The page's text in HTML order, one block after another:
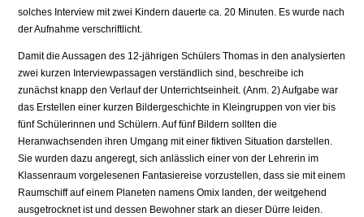
solches Interview mit zwei Kindern dauerte ca. 20 Minuten. Es wurde nach
der Aufnahme verschriftlicht.
Damit die Aussagen des 12-jährigen Schülers Thomas in den analysierten
zwei kurzen Interviewpassagen verständlich sind, beschreibe ich
zunächst knapp den Verlauf der Unterrichtseinheit. (Anm. 2) Aufgabe war
das Erstellen einer kurzen Bildergeschichte in Kleingruppen von vier bis
fünf Schülerinnen und Schülern. Auf fünf Bildern sollten die
Heranwachsenden ihren Umgang mit einer fiktiven Situation darstellen.
Sie wurden dazu angeregt, sich anlässlich einer von der Lehrerin im
Klassenraum vorgelesenen Fantasiereise vorzustellen, dass sie mit einem
Raumschiff auf einem Planeten namens Omix landen, der weitgehend
ausgetrocknet ist und dessen Bewohner stark an dieser Dürre leiden.